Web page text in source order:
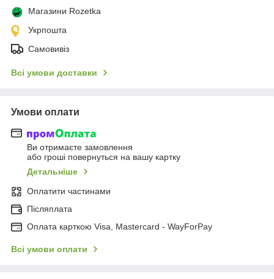
Магазини Rozetka
Укрпошта
Самовивіз
Всі умови доставки
Умови оплати
Ви отримаєте замовлення
або гроші повернуться на вашу картку
Детальніше
Оплатити частинами
Післяплата
Оплата карткою Visa, Mastercard - WayForPay
Всі умови оплати